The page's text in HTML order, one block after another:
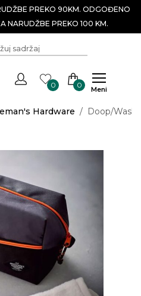
PREKO 90KM. ODGOĐENO
NARUDŽBE PREKO 100 KM.
0 0 Meni
Hardware / Doop/Wash